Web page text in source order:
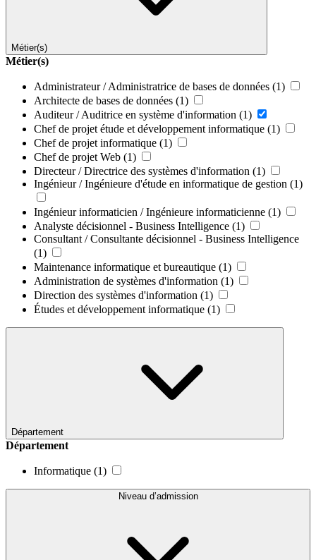
Métier(s)
Métier(s)
Administrateur / Administratrice de bases de données (1)
Architecte de bases de données (1)
Auditeur / Auditrice en système d'information (1)
Chef de projet étude et développement informatique (1)
Chef de projet informatique (1)
Chef de projet Web (1)
Directeur / Directrice des systèmes d'information (1)
Ingénieur / Ingénieure d'étude en informatique de gestion (1)
Ingénieur informaticien / Ingénieure informaticienne (1)
Analyste décisionnel - Business Intelligence (1)
Consultant / Consultante décisionnel - Business Intelligence
(1)
Maintenance informatique et bureautique (1)
Administration de systèmes d'information (1)
Direction des systèmes d'information (1)
Études et développement informatique (1)
Département
Département
Informatique (1)
Niveau d’admission